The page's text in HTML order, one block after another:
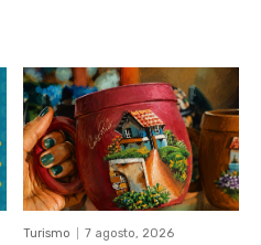
Turismo 7 agosto, 2026